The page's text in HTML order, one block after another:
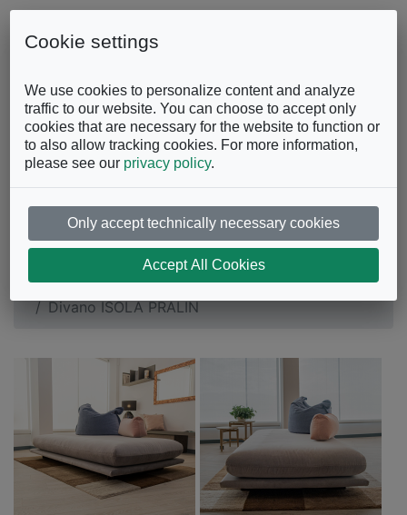
Skip to content
FacebookInstagramYouTube
Divano ISOLA PRALIN
Divani e Poltrone
Divani con Penisola
Divano ISOLA PRALIN
Cookie settings
We use cookies to personalize content and analyze
traffic to our website. You can choose to accept only
cookies that are necessary for the website to function or
to also allow tracking cookies. For more information,
please see our privacy policy.
Only accept technically necessary cookies
Accept All Cookies